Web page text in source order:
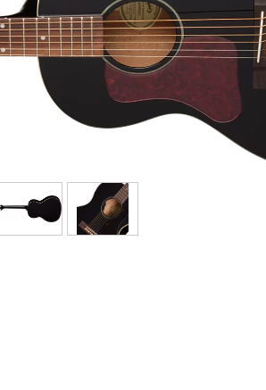
Bekijk onze merken